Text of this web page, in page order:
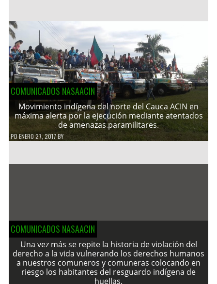
COMUNICADOS NASAACIN
Movimiento indígena del norte del Cauca ACIN en
máxima alerta por la ejecución mediante atentados
de amenazas paramilitares.
PDENERO 27, 2017 BY
COMUNICADOS NASAACIN
Una vez más se repite la historia de violación del
derecho a la vida vulnerando los derechos humanos
a nuestros comuneros y comuneras colocando en
riesgo los habitantes del resguardo indígena de
huellas.